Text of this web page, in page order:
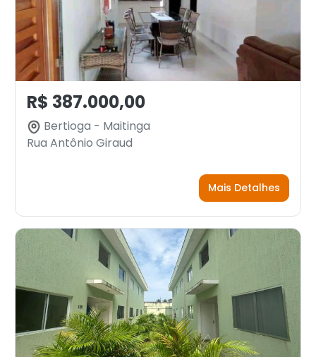
R$ 387.000,00
Bertioga - Maitinga
Rua Antônio Giraud
Mais Detalhes